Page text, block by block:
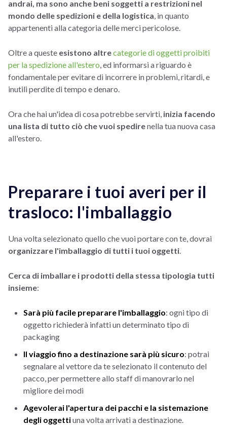
andrai, ma sono anche beni soggetti a restrizioni nel
mondo delle spedizioni e della logistica , in quanto
appartenenti alla categoria delle merci pericolose.
Oltre a queste esistono altrecategorie di oggetti proibiti
per la spedizione all'estero , ed informarsi a riguardo è
fondamentale per evitare di incorrere in problemi, ritardi, e
inutili perdite di tempo e denaro.
Ora che hai un'idea di cosa potrebbe servirti, inizia facendo
una lista di tutto ciò che vuoi spedirenella tua nuova casa
all'estero.
Preparare i tuoi averi per il
trasloco: l'imballaggio
Una volta selezionato quello che vuoi portare con te, dovrai
organizzare l'imballaggio di tutti i tuoi oggetti
Cerca di imballare i prodotti della stessa tipologia tutti
insieme:
Sarà più facile preparare l'imballaggio: ogni tipo di
oggetto richiederà infatti un determinato tipo di
packaging
Il viaggio fino a destinazione sarà più sicuro: potrai
segnalare al vettore da te selezionato il contenuto del
pacco, per permettere allo staff di manovrarlo nel
migliore dei modi
Agevolerai l'apertura dei pacchi e la sistemazione
degli oggettiuna volta arrivati a destinazione.